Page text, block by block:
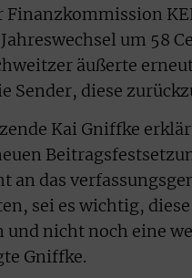
Finanzkommission
um 58
äußerte
Sender, diese
Kai Gniffke
an das
sei es wichtig,
und nicht noch eine
Gniffke.